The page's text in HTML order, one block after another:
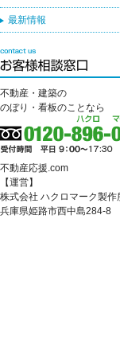
最新情報
不動産・建築の
のぼり・看板のことなら
不動産応援.com
【運営】
株式会社 ハクロマーク製作
兵庫県姫路市西中島284-8